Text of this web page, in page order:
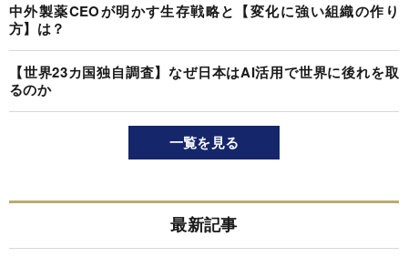
中外製薬CEOが明かす生存戦略と【変化に強い組織の作り
方】は？
【世界23カ国独自調査】なぜ日本はAI活用で世界に後れを取
るのか
一覧を見る
最新記事